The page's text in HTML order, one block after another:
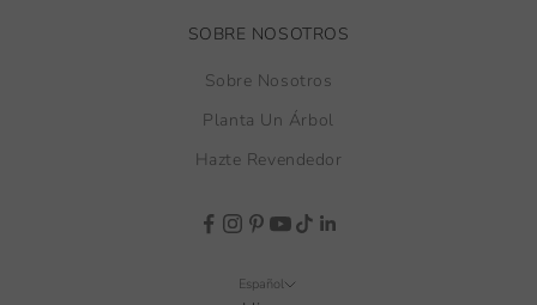
SOBRE NOSOTROS
Sobre Nosotros
Planta Un Árbol
Hazte Revendedor
Español